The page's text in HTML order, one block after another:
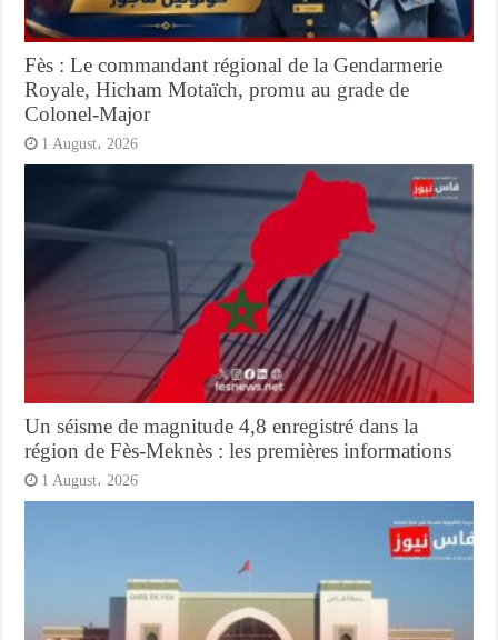
Fès : Le commandant régional de la Gendarmerie
Royale, Hicham Motaïch, promu au grade de
Colonel-Major
1 August، 2026
Un séisme de magnitude 4,8 enregistré dans la
région de Fès-Meknès : les premières informations
1 August، 2026